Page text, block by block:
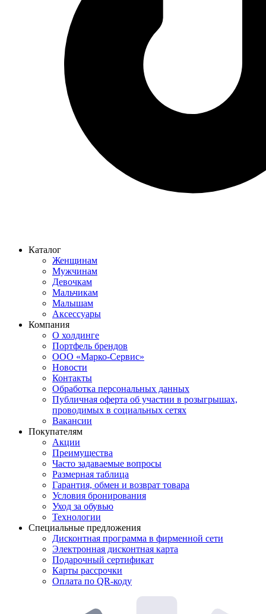
Каталог
Женщинам
Мужчинам
Девочкам
Мальчикам
Малышам
Аксессуары
Компания
О холдинге
Портфель брендов
ООО «Марко-Сервис»
Новости
Контакты
Обработка персональных данных
Публичная оферта об участии в розыгрышах,
проводимых в социальных сетях
Вакансии
Покупателям
Акции
Преимущества
Часто задаваемые вопросы
Размерная таблица
Гарантия, обмен и возврат товара
Условия бронирования
Уход за обувью
Технологии
Специальные предложения
Дисконтная программа в фирменной сети
Электронная дисконтная карта
Подарочный сертификат
Карты рассрочки
Оплата по QR-коду